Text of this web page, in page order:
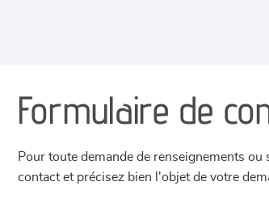
Formulaire de
Pour toute demande de renseignements
contact et précisez bien l'objet de votre